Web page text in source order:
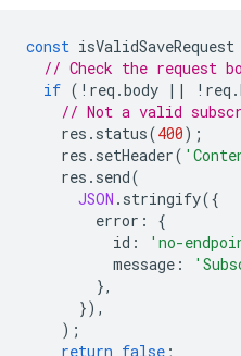
const isValidSaveRequest
// Check the request
if ( ! req .body || ! req .
// Not a valid
res . status(400);
res . setHeader(
res . send(
JSON . stringify({
error :
{
id : 'no-
message :
},
}),
);
return false ;